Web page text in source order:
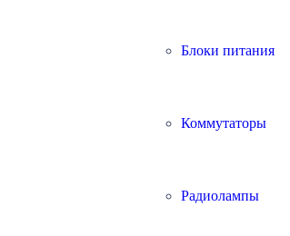
Блоки питания
Коммутаторы
Радиолампы